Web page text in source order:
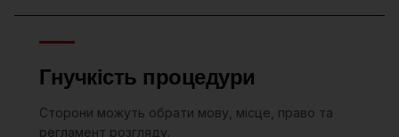
Гнучкість процедури
Сторони можуть обрати мову, місце, право та
регламент розгляду.